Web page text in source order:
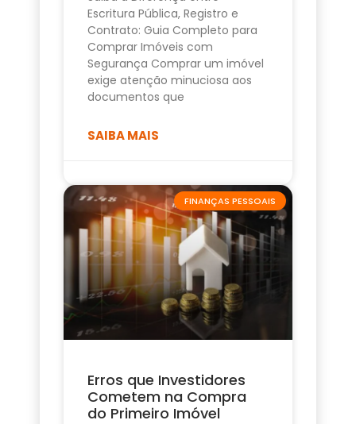
Escritura Pública, Registro e
Contrato: Guia Completo para
Comprar Imóveis com
Segurança Comprar um imóvel
exige atenção minuciosa aos
documentos que
SAIBA MAIS
FINANÇAS PESSOAIS
Erros que Investidores
Cometem na Compra
do Primeiro Imóvel